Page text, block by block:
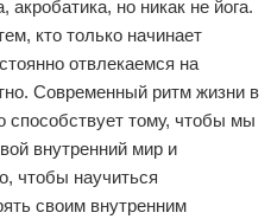
акробатика, но никак не йога.
кто только начинает
отвлекаемся на
Современный ритм жизни в
способствует тому, чтобы мы
внутренний мир и
чтобы научиться
своим внутренним